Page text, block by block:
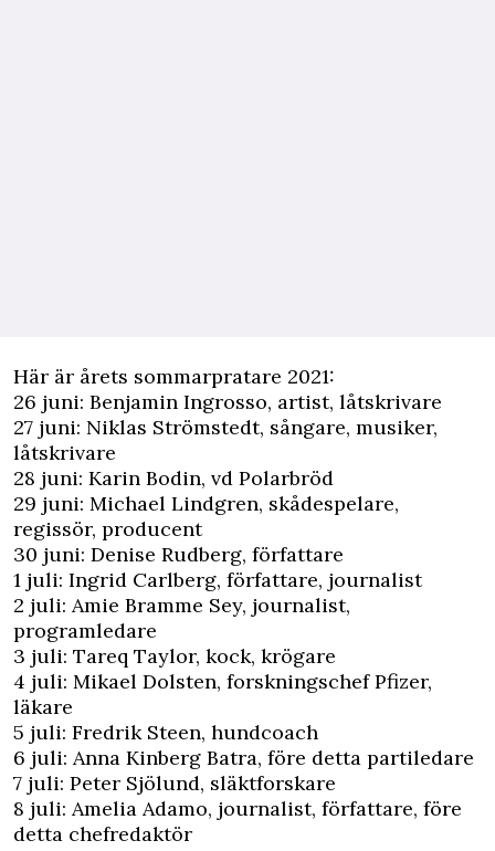
Här är årets sommarpratare 2021:
26 juni: Benjamin Ingrosso, artist, låtskrivare
27 juni: Niklas Strömstedt, sångare, musiker,
låtskrivare
28 juni: Karin Bodin, vd Polarbröd
29 juni: Michael Lindgren, skådespelare,
regissör, producent
30 juni: Denise Rudberg, författare
1 juli: Ingrid Carlberg, författare, journalist
2 juli: Amie Bramme Sey, journalist,
programledare
3 juli: Tareq Taylor, kock, krögare
4 juli: Mikael Dolsten, forskningschef Pfizer,
läkare
5 juli: Fredrik Steen, hundcoach
6 juli: Anna Kinberg Batra, före detta partiledare
7 juli: Peter Sjölund, släktforskare
8 juli: Amelia Adamo, journalist, författare, före
detta chefredaktör